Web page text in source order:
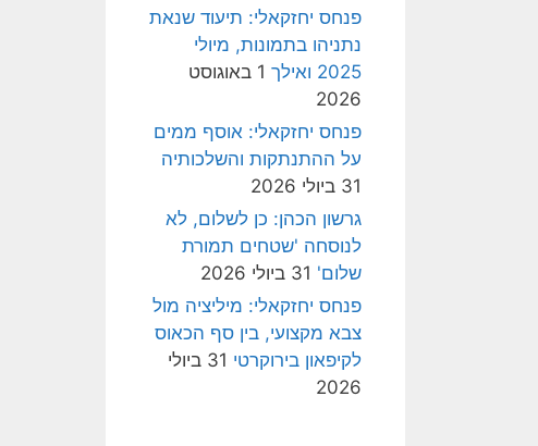
פנחס יחזקאלי: תיעוד שנאת
נתניהו בתמונות, מיולי
2025 ואילך
1 באוגוסט
2026
פנחס יחזקאלי: אוסף ממים
על ההתנתקות והשלכותיה
31 ביולי 2026
גרשון הכהן: כן לשלום, לא
לנוסחה 'שטחים תמורת
שלום' 31 ביולי 2026
פנחס יחזקאלי: מיליציה מול
צבא מקצועי, בין סף הכאוס
לקיפאון בירוקרטי
31 ביולי
2026